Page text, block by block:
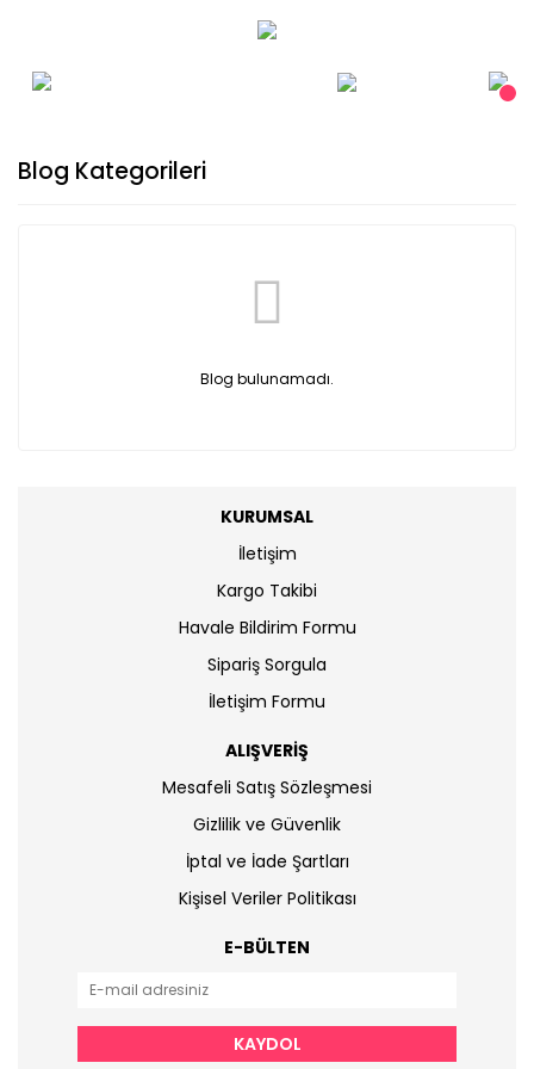
Blog Kategorileri
Blog bulunamadı.
KURUMSAL
İletişim
Kargo Takibi
Havale Bildirim Formu
Sipariş Sorgula
İletişim Formu
ALIŞVERİŞ
Mesafeli Satış Sözleşmesi
Gizlilik ve Güvenlik
İptal ve İade Şartları
Kişisel Veriler Politikası
E-BÜLTEN
KAYDOL